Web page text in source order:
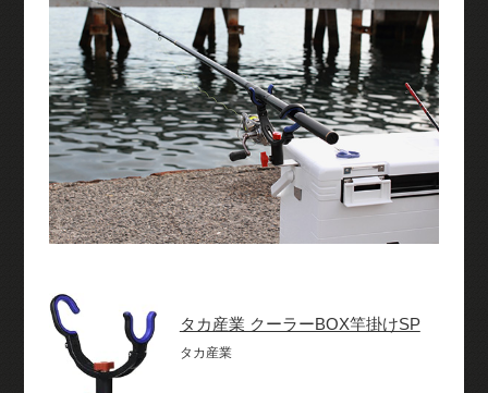
タカ産業 クーラーBOX竿掛けSP
タカ産業